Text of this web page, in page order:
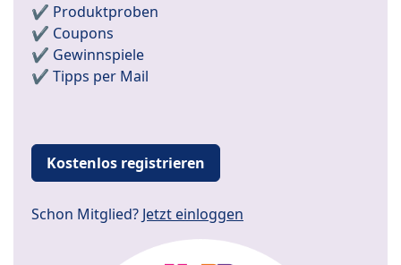
✔️ Produktproben
✔️ Coupons
✔️ Gewinnspiele
✔️ Tipps per Mail
Kostenlos registrieren
Schon Mitglied? Jetzt einloggen